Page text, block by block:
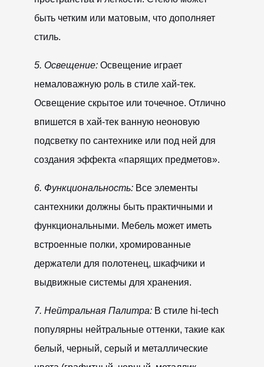
быть четким или матовым, что дополняет
стиль.
5. Освещение:Освещение играет
немаловажную роль в стиле хай-тек.
Освещение скрытое или точечное. Отлично
впишется в хай-тек ванную неоновую
подсветку по сантехнике или под ней для
создания эффекта «парящих предметов».
6. Функциональность:Все элементы
сантехники должны быть практичными и
функциональными. Мебель может иметь
встроенные полки, хромированные
держатели для полотенец, шкафчики и
выдвижные системы для хранения.
7. Нейтральная Палитра:В стиле hi-tech
популярны нейтральные оттенки, такие как
белый, черный, серый и металлические